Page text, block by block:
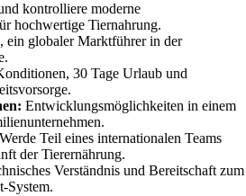
kontrolliere moderne
hochwertige Tiernahrung.
ein globaler Marktführer in der
30 Tage Urlaub und
Entwicklungsmöglichkeiten in einem
Werde Teil eines internationalen Teams
der Tierernährung.
Verständnis und Bereitschaft zum
System.